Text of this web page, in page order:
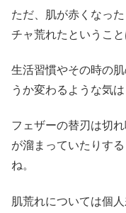
ただ、肌が赤くなっ
チャ荒れたということ
生活習慣やその時の
うか変わるような気は
フェザーの替刃は切
が溜まっていたりす
ね。
肌荒れについては個